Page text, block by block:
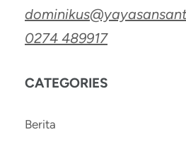
0274 489917
CATEGORIES
Berita